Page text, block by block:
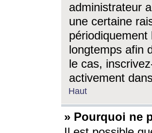
administrateur
une certaine
périodiquement
longtemps afin
le cas,
activement
Haut
» Pourquoi ne